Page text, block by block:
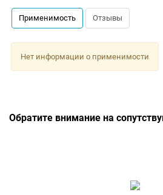
Применимость Отзывы
Нет информации о применимости
Обратите внимание на